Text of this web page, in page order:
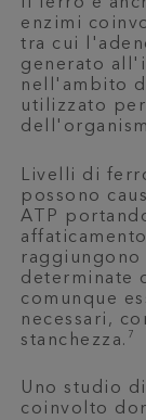
Il ferro è
enzimi
tra cui
generato
nell'ambito
utilizzato
Livelli di
possono
ATP
raggiungono
determinate
comunque
necessari,
stanchezza. 7
Uno studio
coinvolto